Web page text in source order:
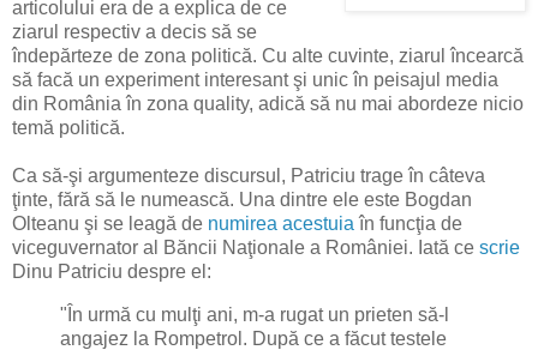
articolului era de a explica de ce
ziarul respectiv a decis să se
îndepărteze de zona politică. Cu alte cuvinte, ziarul încearcă
să facă un experiment interesant şi unic în peisajul media
din România în zona quality, adică să nu mai abordeze nicio
temă politică.
Ca să-şi argumenteze discursul, Patriciu trage în câteva
ţinte, fără să le numească. Una dintre ele este Bogdan
Olteanu şi se leagă de numirea acestuia în funcţia de
viceguvernator al Băncii Naţionale a României. Iată ce scrie
Dinu Patriciu despre el:
"În urmă cu mulţi ani, m-a rugat un prieten să-l
angajez la Rompetrol. După ce a făcut testele